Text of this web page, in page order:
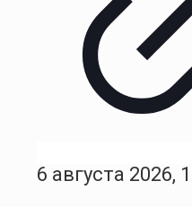
6 августа 2026,